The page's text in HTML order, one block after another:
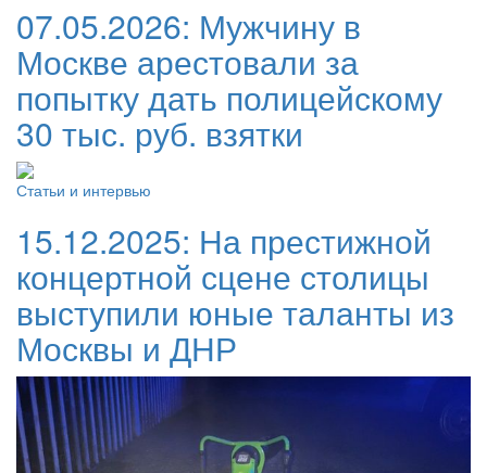
07.05.2026: Мужчину в
Москве арестовали за
попытку дать полицейскому
30 тыс. руб. взятки
Статьи и интервью
15.12.2025: На престижной
концертной сцене столицы
выступили юные таланты из
Москвы и ДНР